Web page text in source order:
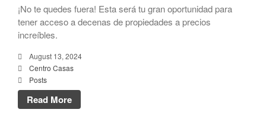
¡No te quedes fuera! Esta será tu gran oportunidad para
tener acceso a decenas de propiedades a precios
increíbles.
August 13, 2024
Centro Casas
Posts
Read More